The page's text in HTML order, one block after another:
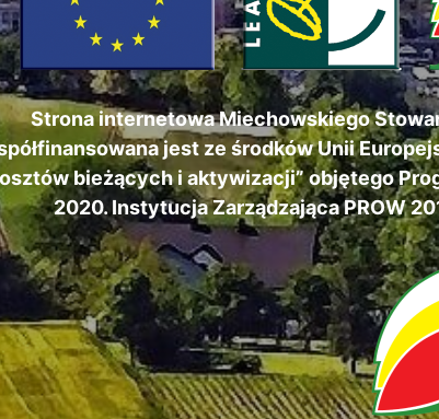
Strona internetowa Miechowskiego
jest ze środków Unii
bieżących i aktywizacji” objętego
2020. Instytucja Zarządzająca PROW